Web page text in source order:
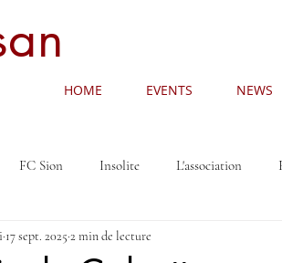
HOME EVENTS NEWS
FC Sion Insolite L'association
17 sept. 2025 2 min de lecture